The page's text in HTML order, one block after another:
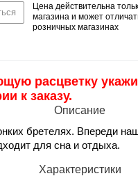
Цена действительна
магазина и может
розничных магазинах
расцветку
к заказу.
Описание
бретелях. Впереди
для сна и отдыха.
Характеристики